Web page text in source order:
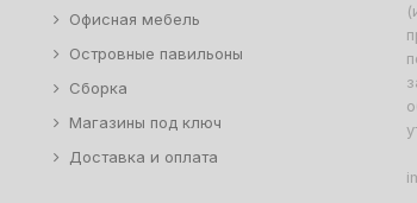
Офисная мебель
Островные павильоны
Сборка
Магазины под ключ
Доставка и оплата